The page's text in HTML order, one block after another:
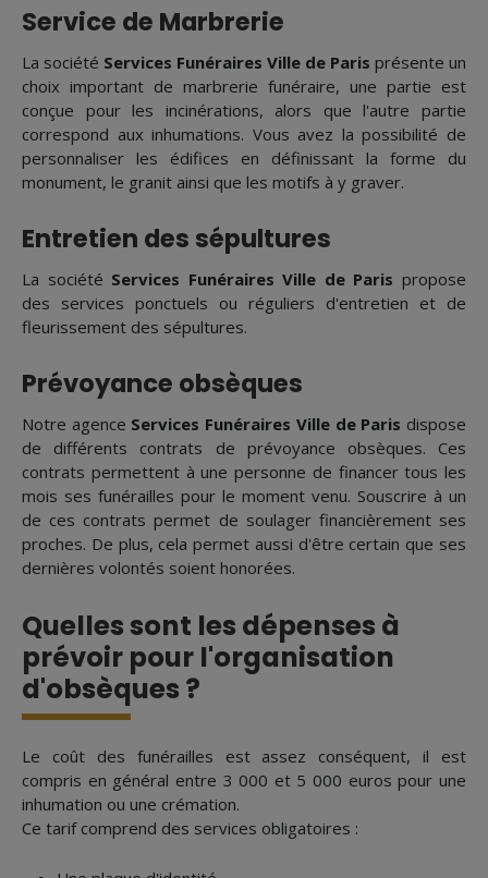
Service de Marbrerie
La société Services Funéraires Ville de Paris présente un
choix important de marbrerie funéraire, une partie est
conçue pour les incinérations, alors que l'autre partie
correspond aux inhumations. Vous avez la possibilité de
personnaliser les édifices en définissant la forme du
monument, le granit ainsi que les motifs à y graver.
Entretien des sépultures
La société Services Funéraires Ville de Paris propose
des services ponctuels ou réguliers d'entretien et de
fleurissement des sépultures.
Prévoyance obsèques
Notre agence Services Funéraires Ville de Paris dispose
de différents contrats de prévoyance obsèques. Ces
contrats permettent à une personne de financer tous les
mois ses funérailles pour le moment venu. Souscrire à un
de ces contrats permet de soulager financièrement ses
proches. De plus, cela permet aussi d'être certain que ses
dernières volontés soient honorées.
Quelles sont les dépenses à
prévoir pour l'organisation
d'obsèques ?
Le coût des funérailles est assez conséquent, il est
compris en général entre 3 000 et 5 000 euros pour une
inhumation ou une crémation.
Ce tarif comprend des services obligatoires :